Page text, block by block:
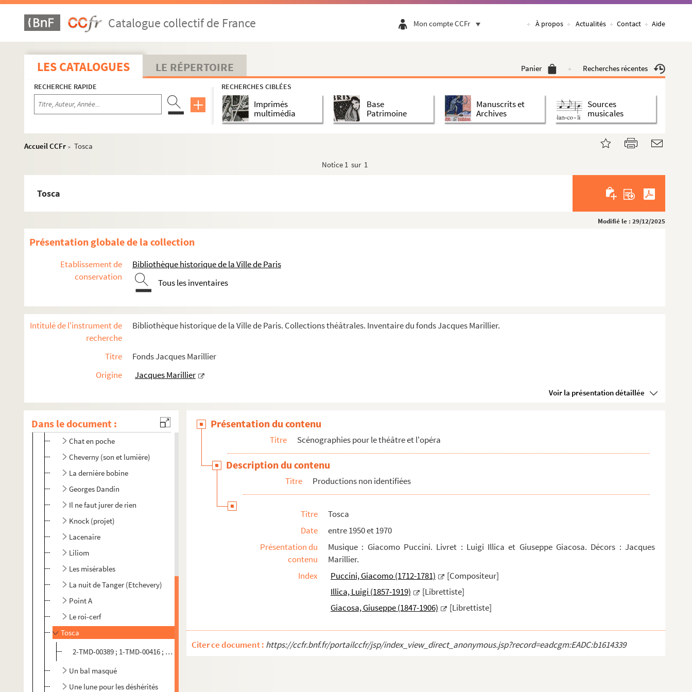
Catalogue collectif de France Mon compte CCFr À propos Actualités Contact Aide
LES CATALOGUES LE RÉPERTOIRE Panier Recherches récentes
RECHERCHE RAPIDE RECHERCHES CIBLÉES
Imprimés
multimédia
Base
Patrimoine
Manuscrits et
Archives
Sources
musicales
Accueil CCFr > Tosca
Notice 1 sur 1
Tosca
Modifié le : 29/12/2025
Présentation globale de la collection
Etablissement de
conservation
Bibliothèque historique de la Ville de Paris
Tous les inventaires
Intitulé de l'instrument de
recherche
Bibliothèque historique de la Ville de Paris. Collections théâtrales. Inventaire du fonds Jacques Marillier.
Titre
Fonds Jacques Marillier
Origine
Jacques Marillier
Voir la présentation détaillée
Dans le document :
Biographie
Scénographies pour le théâtre et l'opéra
Années 1947-1959
Années 1960-1969
Années 1970-1979
Productions non identifiées
L'archipel Lenoir
Le barbier de Séville (Cochet)
D'amour et de théâtre
Bérénice
Chat en poche
Cheverny (son et lumière)
La dernière bobine
Georges Dandin
Il ne faut jurer de rien
Knock (projet)
Lacenaire
Liliom
Les misérables
La nuit de Tanger (Etchevery)
Point A
Le roi-cerf
Tosca
2-TMD-00389 ; 1-TMD-00416 ; 1-TMD-00445. Dessins de décor
Un bal masqué
Une lune pour les déshérités
Présentation du contenu
Titre Scénographies pour le théâtre et l'opéra
Description du contenu
Titre Productions non identifiées
Titre
Tosca
Date
entre 1950 et 1970
Présentation du
contenu
Musique : Giacomo Puccini. Livret : Luigi Illica et Giuseppe Giacosa. Décors : Jacques
Marillier.
Index
Puccini, Giacomo (1712-1781)
[Compositeur]
Illica, Luigi (1857-1919)
[Librettiste]
Giacosa, Giuseppe (1847-1906)
[Librettiste]
Citer ce document : https://ccfr.bnf.fr/portailccfr/jsp/index_view_direct_anonymous.jsp?record=eadcgm:EADC:b1614339